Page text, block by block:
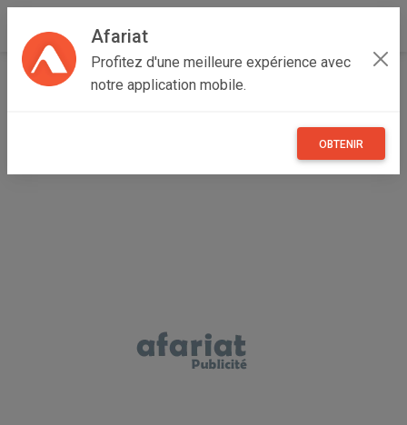
Afariat
Profitez d'une meilleure expérience avec
notre application mobile.
OBTENIR
Accueil Multimedia Cap bon - Sahel